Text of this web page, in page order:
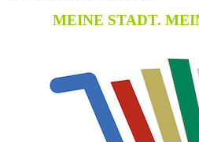
MEINE STADT.